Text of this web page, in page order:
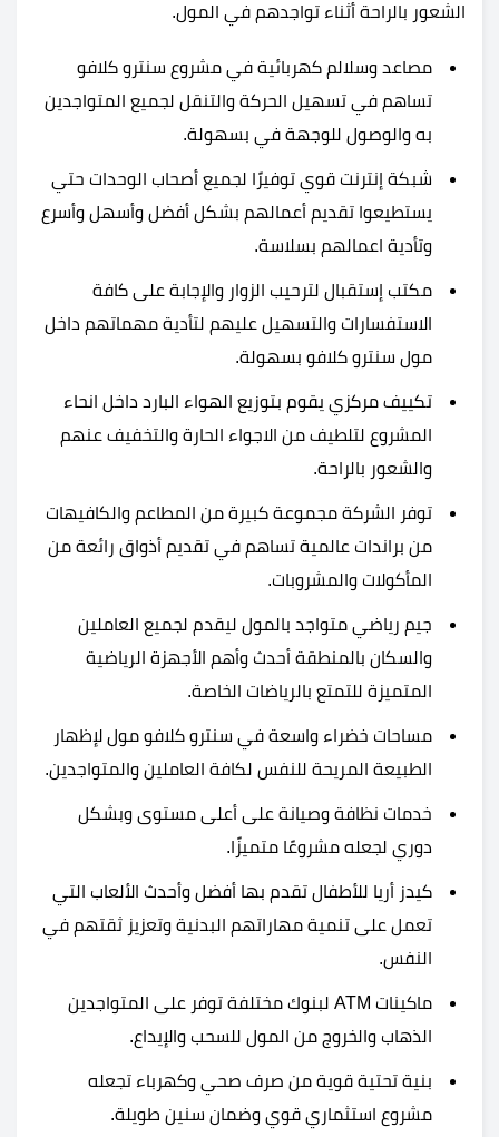
الشعور بالراحة أثناء تواجدهم في المول.
مصاعد وسلالم كهربائية في مشروع سنترو كلافو
تساهم في تسهيل الحركة والتنقل لجميع المتواجدين
به والوصول للوجهة في بسهولة.
شبكة إنترنت قوي توفيرًا لجميع أصحاب الوحدات حتي
يستطيعوا تقديم أعمالهم بشكل أفضل وأسهل وأسرع
وتأدية اعمالهم بسلاسة.
مكتب إستقبال لترحيب الزوار والإجابة على كافة
الاستفسارات والتسهيل عليهم لتأدية مهماتهم داخل
مول سنترو كلافو بسهولة.
تكييف مركزي يقوم بتوزيع الهواء البارد داخل انحاء
المشروع لتلطيف من الاجواء الحارة والتخفيف عنهم
والشعور بالراحة.
توفر الشركة مجموعة كبيرة من المطاعم والكافيهات
من براندات عالمية تساهم في تقديم أذواق رائعة من
المأكولات والمشروبات.
جيم رياضي متواجد بالمول ليقدم لجميع العاملين
والسكان بالمنطقة أحدث وأهم الأجهزة الرياضية
المتميزة للتمتع بالرياضات الخاصة.
مساحات خضراء واسعة في سنترو كلافو مول لإظهار
الطبيعة المريحة للنفس لكافة العاملين والمتواجدين.
خدمات نظافة وصيانة على أعلى مستوى وبشكل
دوري لجعله مشروعًا متميزًا.
كيدز أريا للأطفال تقدم بها أفضل وأحدث الألعاب التي
تعمل على تنمية مهاراتهم البدنية وتعزيز ثقتهم في
النفس.
ماكينات ATM لبنوك مختلفة توفر على المتواجدين
الذهاب والخروج من المول للسحب والإيداع.
بنية تحتية قوية من صرف صحي وكهرباء تجعله
مشروع استثماري قوي وضمان سنين طويلة.